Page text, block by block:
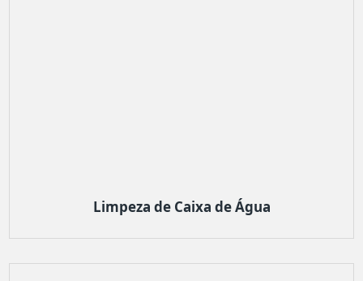
Limpeza de Caixa de Água